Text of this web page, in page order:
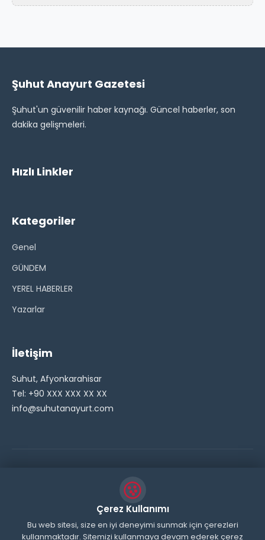
Şuhut Anayurt Gazetesi
Şuhut'un güvenilir haber kaynağı. Güncel haberler, son
dakika gelişmeleri.
Hızlı Linkler
Kategoriler
Genel
GÜNDEM
YEREL HABERLER
Yazarlar
İletişim
Suhut, Afyonkarahisar
Tel: +90 XXX XXX XX XX
info@suhutanayurt.com
Çerez Kullanımı
Bu web sitesi, size en iyi deneyimi sunmak için çerezleri
kullanmaktadır. Sitemizi kullanmaya devam ederek çerez
// Side Widget Resim Fix (Dosya önbelleğini aşmak için
inline ekliyoruz) function suhut_widget_image_fix() {